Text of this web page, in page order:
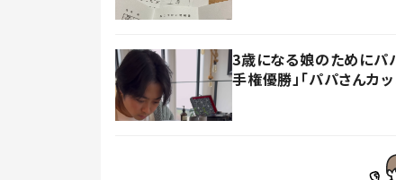
3歳になる娘のためにパ
手権優勝」「パパさんカ